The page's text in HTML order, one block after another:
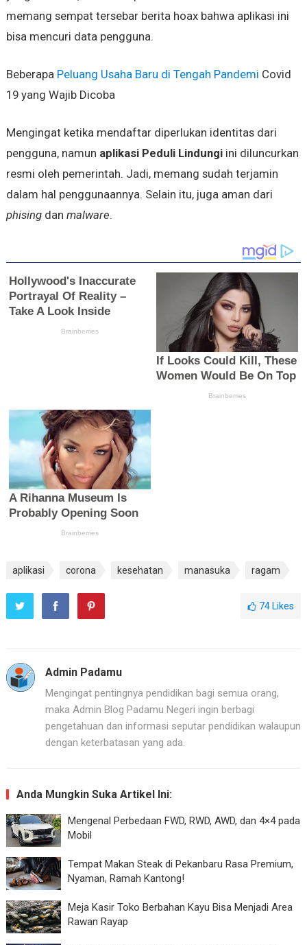
memang sempat tersebar berita hoax bahwa aplikasi ini
bisa mencuri data pengguna.
Beberapa Peluang Usaha Baru di Tengah Pandemi Covid
19 yang Wajib Dicoba
Mengingat ketika mendaftar diperlukan identitas dari
pengguna, namun aplikasi Peduli Lindungiini diluncurkan
resmi oleh pemerintah. Jadi, memang sudah terjamin
dalam hal penggunaannya. Selain itu, juga aman dari
phisingdan malware.
aplikasi corona kesehatan manasuka ragam
74 Likes
Admin Padamu
Mengingat pentingnya pendidikan bagi semua orang,
maka Admin Blog Padamu Negeri ingin berbagi
pengetahuan dan informasi seputar pendidikan walaupun
dengan keterbatasan yang ada.
Anda Mungkin Suka Artikel Ini:
Mengenal Perbedaan FWD, RWD, AWD, dan 4×4 pada
Mobil
Tempat Makan Steak di Pekanbaru Rasa Premium,
Nyaman, Ramah Kantong!
Meja Kasir Toko Berbahan Kayu Bisa Menjadi Area
Rawan Rayap